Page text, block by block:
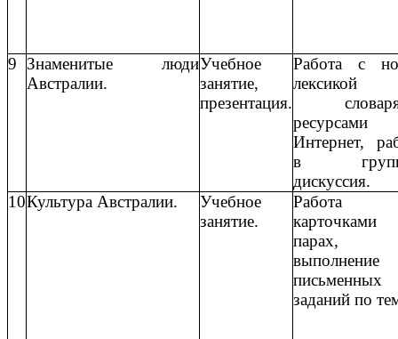
9
Знаменитые люди
Австралии.
Учебное
занятие,
презентация.
Работа с
ресурсами
Интернет,
в
дискуссия.
10Культура Австралии.
Учебное
занятие.
парах,
выполнение
письменных
заданий по